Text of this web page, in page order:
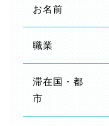
お名前
職業
滞在国・都
市